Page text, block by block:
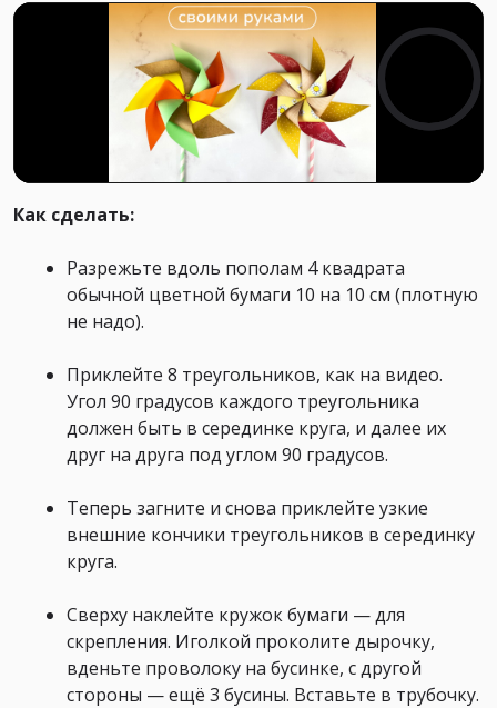
Как сделать:
Разрежьте вдоль пополам 4 квадрата
обычной цветной бумаги 10 на 10 см (плотную
не надо).
Приклейте 8 треугольников, как на видео.
Угол 90 градусов каждого треугольника
должен быть в серединке круга, и далее их
друг на друга под углом 90 градусов.
Теперь загните и снова приклейте узкие
внешние кончики треугольников в серединку
круга.
Сверху наклейте кружок бумаги — для
скрепления. Иголкой проколите дырочку,
вденьте проволоку на бусинке, с другой
стороны — ещё 3 бусины. Вставьте в трубочку.